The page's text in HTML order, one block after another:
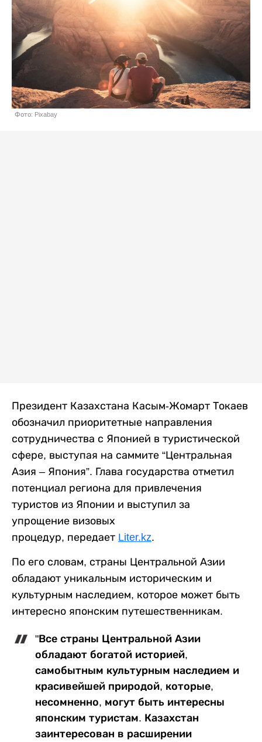
Фото: Pixabay
Президент Казахстана Касым-Жомарт Токаев
обозначил приоритетные направления
сотрудничества с Японией в туристической
сфере, выступая на саммите “Центральная
Азия – Япония”. Глава государства отметил
потенциал региона для привлечения
туристов из Японии и выступил за
упрощение визовых
процедур, передает Liter.kz.
По его словам, страны Центральной Азии
обладают уникальным историческим и
культурным наследием, которое может быть
интересно японским путешественникам.
"Все страны Центральной Азии
обладают богатой историей,
самобытным культурным наследием и
красивейшей природой, которые,
несомненно, могут быть интересны
японским туристам. Казахстан
заинтересован в расширении